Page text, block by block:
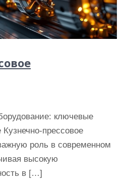
ключевые
прессовое
роль в современном
высокую
в […]